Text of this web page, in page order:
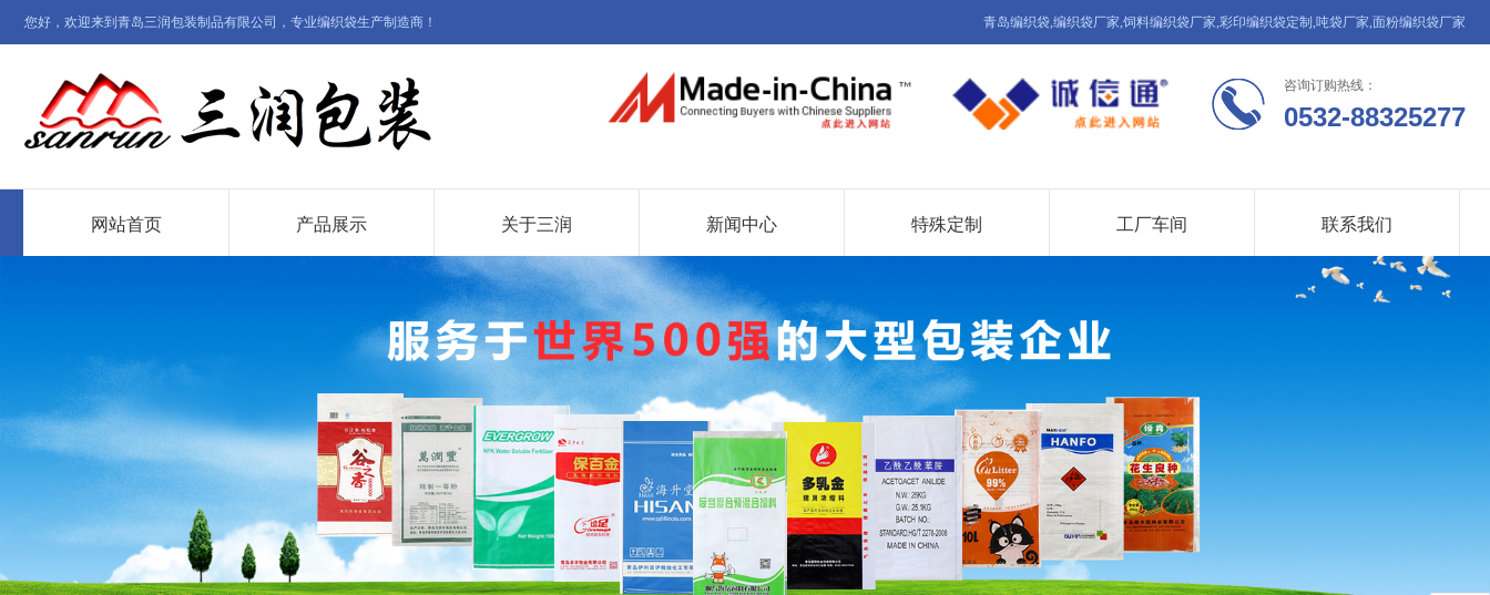
您好，欢迎来到青岛三润包装制品有限公司，专业编织袋生产制造商！ 青岛编织袋,编织袋厂家,饲料编织袋厂家,彩印编织袋定制,吨袋厂家,面粉编织袋厂家
咨询订购热线：
0532-88325277
网站首页 产品展示 关于三润 新闻中心 特殊定制 工厂车间 联系我们